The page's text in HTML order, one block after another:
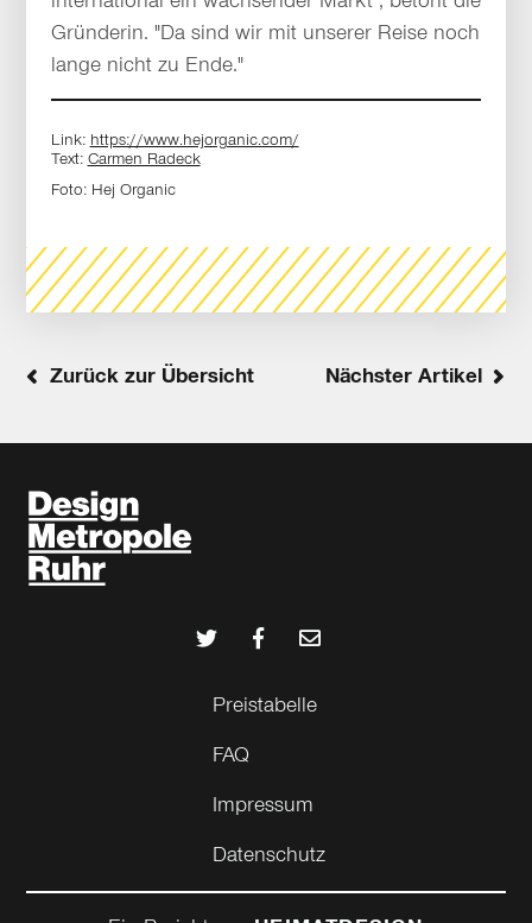
Gründerin. "Da sind wir mit unserer Reise noch
lange nicht zu Ende."
Link: https://www.hejorganic.com/
Text: Carmen Radeck
Foto: Hej Organic
Zurück zur Übersicht Nächster Artikel
Preistabelle
FAQ
Impressum
Datenschutz